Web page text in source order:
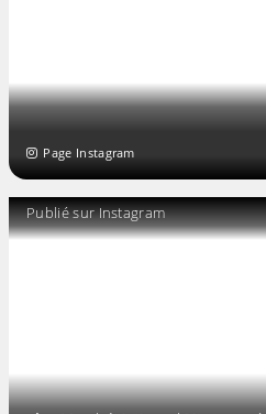
Page Instagram
Publié sur Instagram